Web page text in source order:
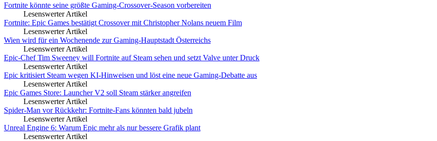
Fortnite könnte seine größte Gaming-Crossover-Season vorbereiten
Lesenswerter Artikel
Fortnite: Epic Games bestätigt Crossover mit Christopher Nolans neuem Film
Lesenswerter Artikel
Wien wird für ein Wochenende zur Gaming-Hauptstadt Österreichs
Lesenswerter Artikel
Epic-Chef Tim Sweeney will Fortnite auf Steam sehen und setzt Valve unter Druck
Lesenswerter Artikel
Epic kritisiert Steam wegen KI-Hinweisen und löst eine neue Gaming-Debatte aus
Lesenswerter Artikel
Epic Games Store: Launcher V2 soll Steam stärker angreifen
Lesenswerter Artikel
Spider-Man vor Rückkehr: Fortnite-Fans könnten bald jubeln
Lesenswerter Artikel
Unreal Engine 6: Warum Epic mehr als nur bessere Grafik plant
Lesenswerter Artikel